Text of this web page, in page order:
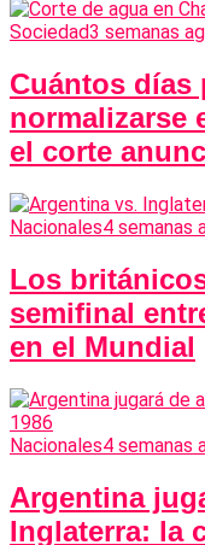
Sociedad3 semanas
Cuántos días
normalizarse
el corte
Nacionales4 semanas
Los
semifinal
en el Mundial
Nacionales4 semanas
Argentina
Inglaterra: la